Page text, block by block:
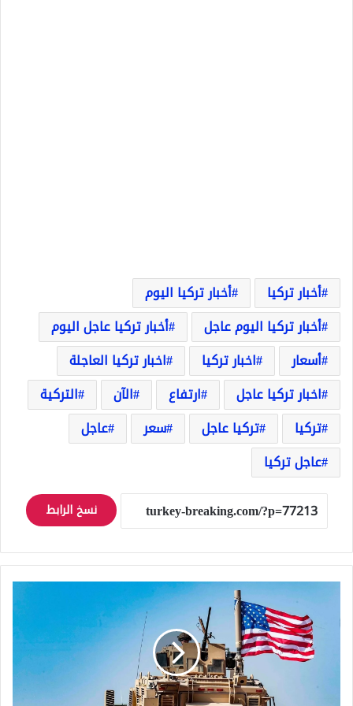
أخبار تركيا
أخبار تركيا اليوم
أخبار تركيا اليوم عاجل
أخبار تركيا عاجل اليوم
أسعار
اخبار تركيا
اخبار تركيا العاجلة
اخبار تركيا عاجل
ارتفاع الآن
التركية
تركيا
تركيا عاجل سعر
عاجل
عاجل تركيا
نسخ الرابط
أمريكي